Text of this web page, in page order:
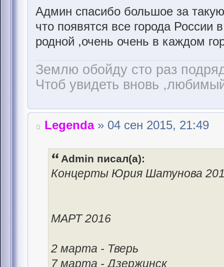
Админ спасибо большое за
что появятся все города
родной ,очень очень в каждом
Землю обойду сто раз
Чтоб увидеть вновь
Legenda» 04 сен 2015, 21:49
Admin писал(а):
Концерты Юрия Шатунова
МАРТ 2016
2 марта - Тверь
7 марта - Дзержинск